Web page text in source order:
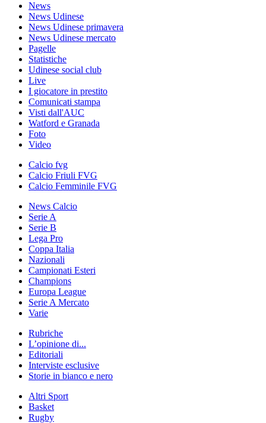
News
News Udinese
News Udinese primavera
News Udinese mercato
Pagelle
Statistiche
Udinese social club
Live
I giocatore in prestito
Comunicati stampa
Visti dall'AUC
Watford e Granada
Foto
Video
Calcio fvg
Calcio Friuli FVG
Calcio Femminile FVG
News Calcio
Serie A
Serie B
Lega Pro
Coppa Italia
Nazionali
Campionati Esteri
Champions
Europa League
Serie A Mercato
Varie
Rubriche
L’opinione di...
Editoriali
Interviste esclusive
Storie in bianco e nero
Altri Sport
Basket
Rugby